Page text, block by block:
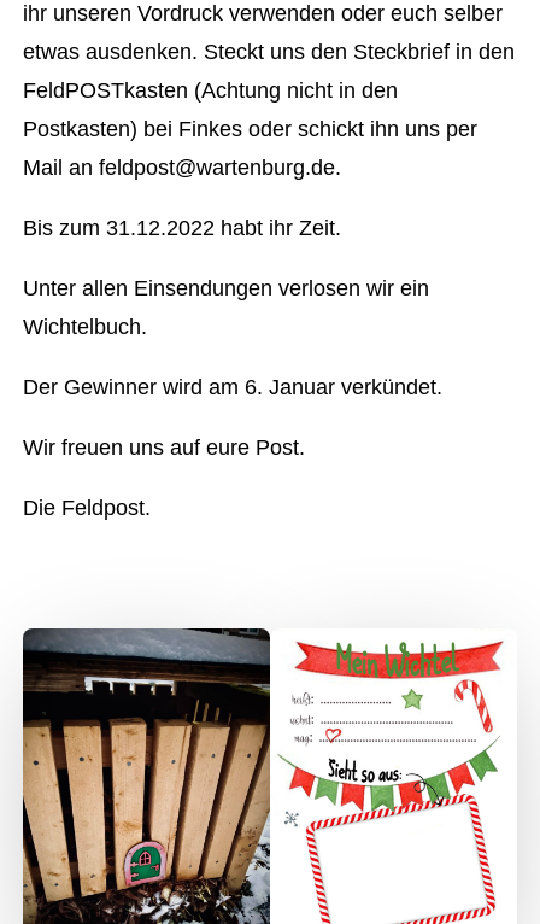
ihr unseren Vordruck verwenden oder euch selber
etwas ausdenken. Steckt uns den Steckbrief in den
FeldPOSTkasten (Achtung nicht in den
Postkasten) bei Finkes oder schickt ihn uns per
Mail an feldpost@wartenburg.de.
Bis zum 31.12.2022 habt ihr Zeit.
Unter allen Einsendungen verlosen wir ein
Wichtelbuch.
Der Gewinner wird am 6. Januar verkündet.
Wir freuen uns auf eure Post.
Die Feldpost.